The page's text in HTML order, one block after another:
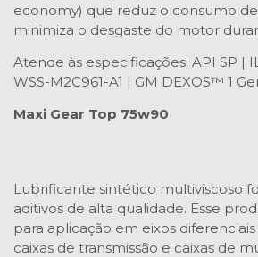
economy) que reduz o consumo
minimiza o desgaste do motor
Atende às especificações: API SP |
WSS-M2C961-A1 | GM DEXOS™ 1
Maxi Gear Top 75w90
Lubrificante sintético multiviscoso
aditivos de alta qualidade. Esse
para aplicação em eixos
caixas de transmissão e caixas de